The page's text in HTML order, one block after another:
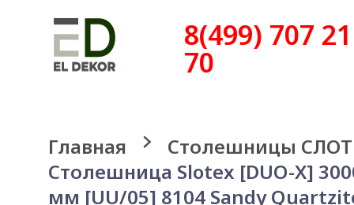
8(499) 707 21
70
Главная
Столешницы
Столешница Slotex [DUO-X]
мм [UU/05] 8104 Sandy